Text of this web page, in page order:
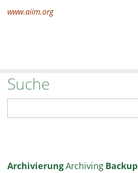
www.aiim.org
Suche
ArchivierungArchiving Backup